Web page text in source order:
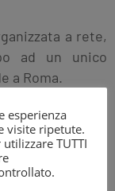
a rete,
ad un unico
a Roma.
Romagna
sul territorio,
Formazione
esperienza
visite ripetute.
TUTTI